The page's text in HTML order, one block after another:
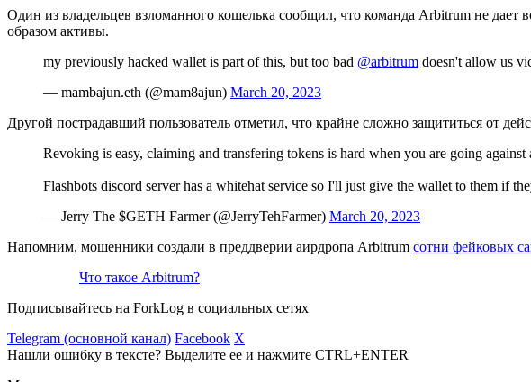
Один из владельцев взломанного кошелька сообщил, что команда Arbitrum не дает
образом активы.
my previously hacked wallet is part of this, but too bad @arbitrum doesn't allow us
— mambajun.eth (@mam8ajun) March 20, 2023
Другой пострадавший пользователь отметил, что крайне сложно защититься от
Revoking is easy, claiming and transfering tokens is hard when you are going against
Flashbots discord server has a whitehat service so I'll just give the wallet to them if
— Jerry The $GETH Farmer (@JerryTehFarmer) March 20, 2023
Напомним, мошенники создали в преддверии аирдропа Arbitrum сотни фейковых
Что такое Arbitrum?
Подписывайтесь на ForkLog в социальных сетях
Telegram (основной канал) Facebook X
Нашли ошибку в тексте? Выделите ее и нажмите CTRL+ENTER